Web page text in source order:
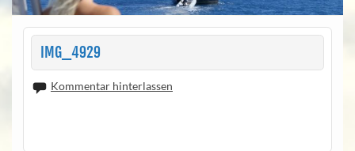
IMG_4929
Kommentar hinterlassen